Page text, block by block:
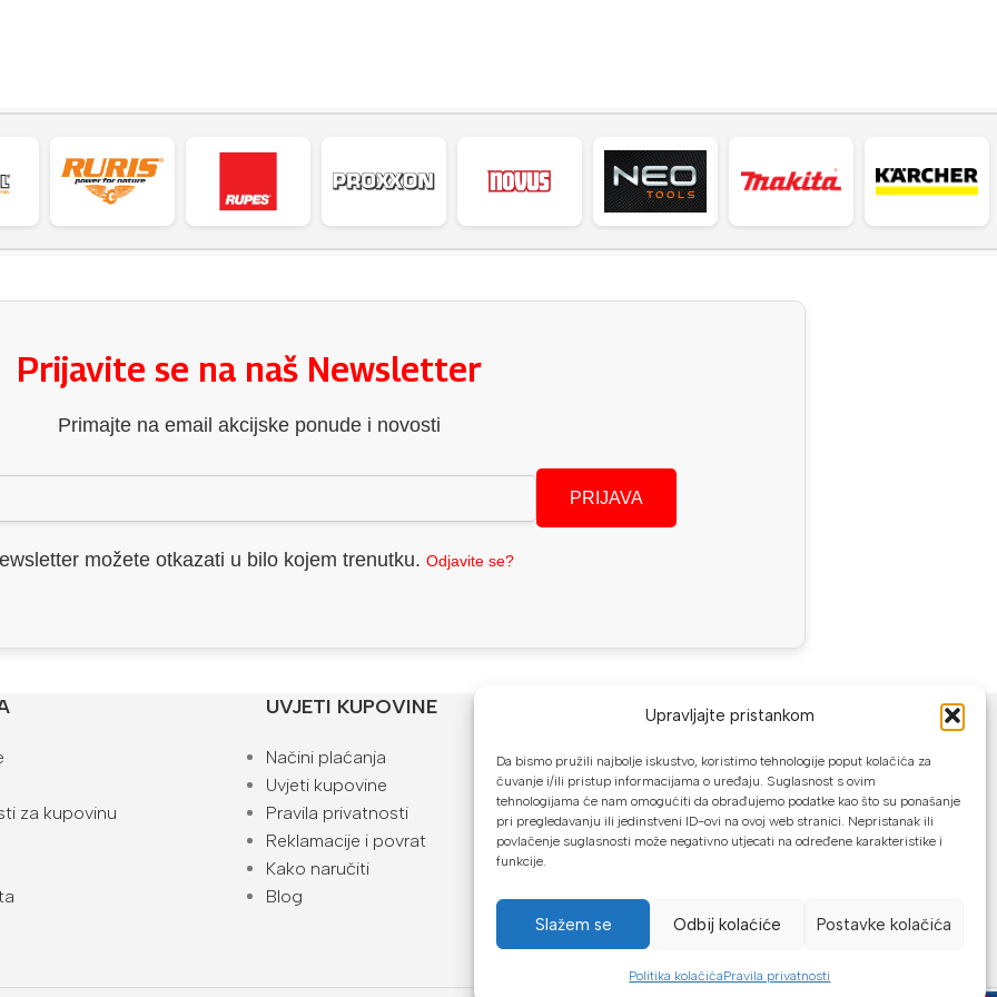
Upravljajte pristankom
Da bismo pružili najbolje iskustvo, koristimo tehnologije poput kolačića za
čuvanje i/ili pristup informacijama o uređaju. Suglasnost s ovim
tehnologijama će nam omogućiti da obrađujemo podatke kao što su ponašanje
pri pregledavanju ili jedinstveni ID-ovi na ovoj web stranici. Nepristanak ili
povlačenje suglasnosti može negativno utjecati na određene karakteristike i
funkcije.
Slažem se Odbij kolaćiće Postavke kolačića
Politika kolačićaPravila privatnosti
Prijavite se na naš Newsletter
Primajte na email akcijske ponude i novosti
PRIJAVA
možete otkazati u bilo kojem trenutku. Odjavite se?
za kupovinu
UVJETI KUPOVINE
Načini plaćanja
Uvjeti kupovine
Pravila privatnosti
Reklamacije i povrat
Kako naručiti
Blog
NAČINI PLAĆANJA
U našoj web trgovini možete platiti:
Kreditnim karticama jednokratno ili do
24 rate
Gotovinom prilikom preuzimanja
Mikrofin do 18 rata